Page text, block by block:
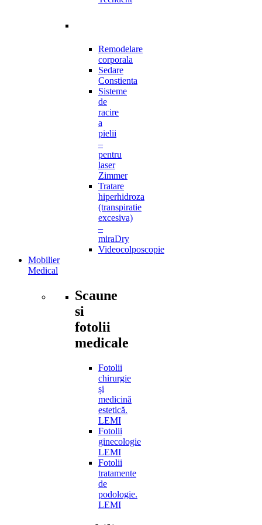
Remodelare
corporala
Sedare
Constienta
Sisteme
de
racire
a
pielii
–
pentru
laser
Zimmer
Tratare
hiperhidroza
(transpiratie
excesiva)
–
miraDry
Videocolposcopie
Mobilier
Medical
Scaune
si
fotolii
medicale
Fotolii
chirurgie
și
medicină
estetică.
LEMI
Fotolii
ginecologie
LEMI
Fotolii
tratamente
de
podologie.
LEMI